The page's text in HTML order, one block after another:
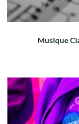
Musique